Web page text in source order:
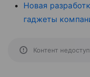
Новая
гаджеты
Контент